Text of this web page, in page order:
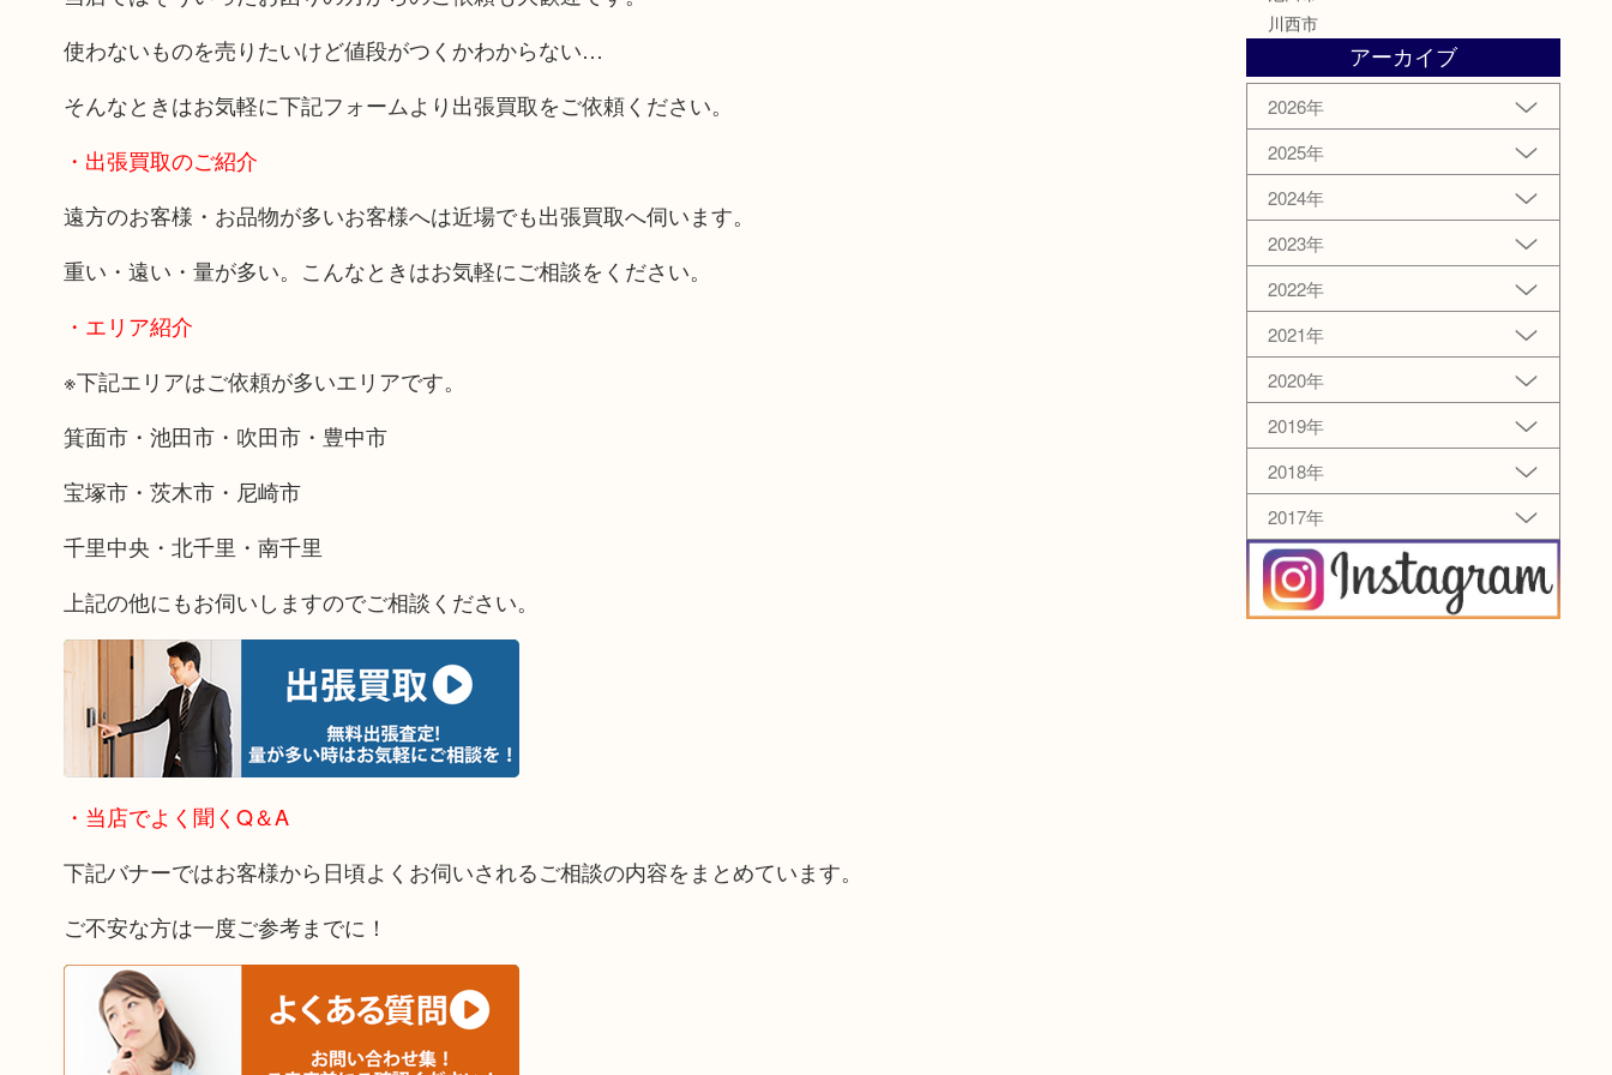
使わないものを売りたいけど値段がつくかわからない…
そんなときはお気軽に下記フォームより出張買取をご依頼ください。
・出張買取のご紹介
遠方のお客様・お品物が多いお客様へは近場でも出張買取へ伺います。
重い・遠い・量が多い。こんなときはお気軽にご相談をください。
・エリア紹介
※下記エリアはご依頼が多いエリアです。
箕面市・池田市・吹田市・豊中市
宝塚市・茨木市・尼崎市
千里中央・北千里・南千里
上記の他にもお伺いしますのでご相談ください。
・当店でよく聞くQ＆A
下記バナーではお客様から日頃よくお伺いされるご相談の内容をまとめています。
ご不安な方は一度ご参考までに！
川西市
アーカイブ
2026年
2025年
2024年
2023年
2022年
2021年
2020年
2019年
2018年
2017年